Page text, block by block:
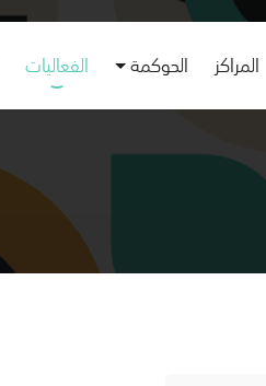
المراكز الحوكمة الفعاليات